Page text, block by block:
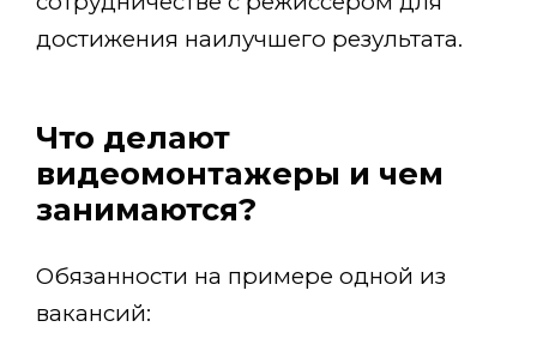
достижения наилучшего результата.
Что делают
видеомонтажеры и чем
занимаются?
Обязанности на примере одной из
вакансий: